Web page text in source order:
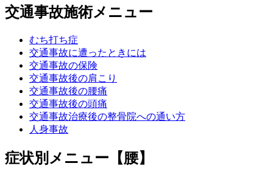
交通事故施術メニュー
むち打ち症
交通事故に遭ったときには
交通事故の保険
交通事故後の肩こり
交通事故後の腰痛
交通事故後の頭痛
交通事故治療後の整骨院への通い方
人身事故
症状別メニュー【腰】